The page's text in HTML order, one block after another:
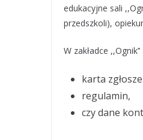
edukacyjne sali
przedszkoli),
W zakładce
karta
regulamin,
czy dane